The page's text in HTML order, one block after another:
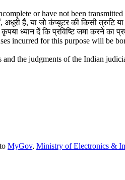
or have not been
अधूरी हैं, या जो कंप्यूटर की किसी
ध्यान दें कि प्रविष्टि जमा करने का
incurred for this purpose will be
the judgments of the Indian
MyGov, Ministry of Electronics &